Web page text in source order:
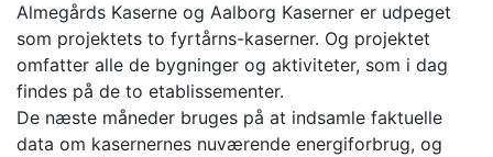
Almegårds Kaserne og Aalborg Kaserner er udpeget
som projektets to fyrtårns-kaserner. Og projektet
omfatter alle de bygninger og aktiviteter, som i dag
findes på de to etablissementer.
De næste måneder bruges på at indsamle faktuelle
data om kasernernes nuværende energiforbrug, og